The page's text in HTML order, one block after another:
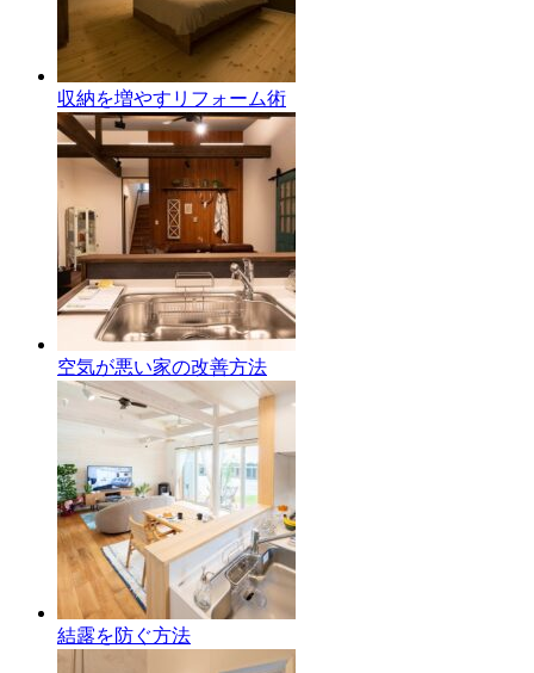
収納を増やすリフォーム術
空気が悪い家の改善方法
結露を防ぐ方法